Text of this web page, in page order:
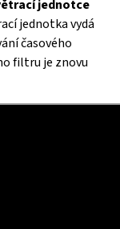
jednotce
jednotka vydá
časového
filtru je znovu